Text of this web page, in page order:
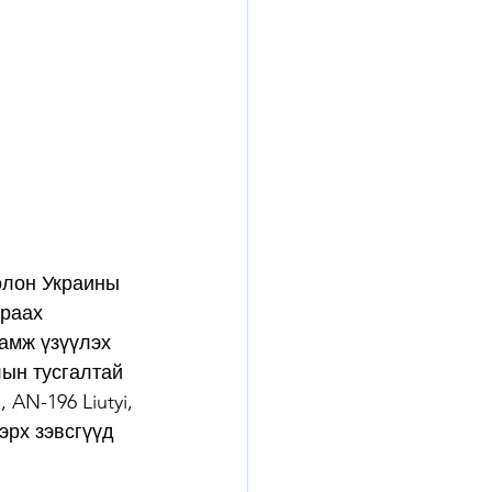
Украины
үзүүлэх
тусгалтай
AN-196 Liutyi,
зэвсгүүд